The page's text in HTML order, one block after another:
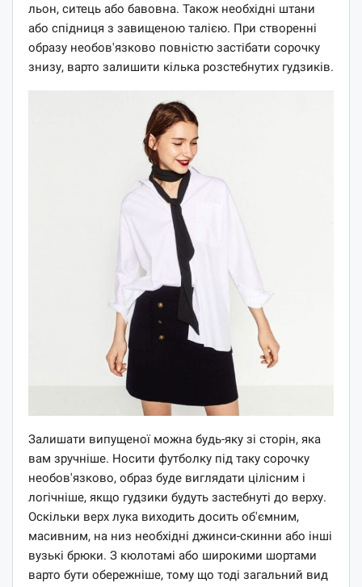
льон, ситець або бавовна. Також необхідні штани
або спідниця з завищеною талією. При створенні
образу необов'язково повністю застібати сорочку
знизу, варто залишити кілька розстебнутих гудзиків.
Залишати випущеної можна будь-яку зі сторін, яка
вам зручніше. Носити футболку під таку сорочку
необов'язково, образ буде виглядати цілісним і
логічніше, якщо гудзики будуть застебнуті до верху.
Оскільки верх лука виходить досить об'ємним,
масивним, на низ необхідні джинси-скинни або інші
вузькі брюки. З кюлотамі або широкими шортами
варто бути обережніше, тому що тоді загальний вид